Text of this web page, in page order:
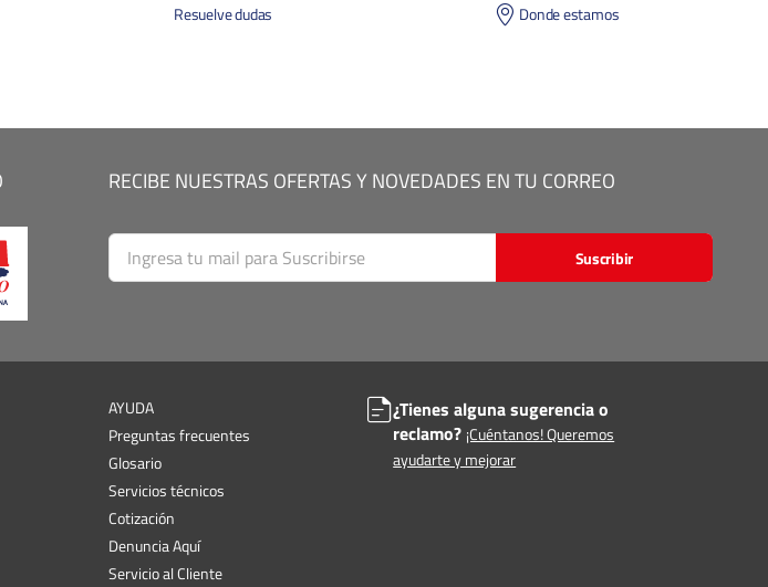
Resuelve dudas Donde estamos
RECIBE NUESTRAS OFERTAS Y NOVEDADES EN TU CORREO
Suscribir
AYUDA
Preguntas frecuentes
Glosario
Servicios técnicos
Cotización
Denuncia Aquí
Servicio al Cliente
¿Tienes alguna sugerencia o
reclamo? ¡Cuéntanos! Queremos
ayudarte y mejorar